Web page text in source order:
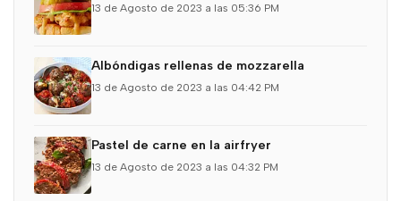
13 de Agosto de 2023 a las 05:36 PM
Albóndigas rellenas de mozzarella
13 de Agosto de 2023 a las 04:42 PM
Pastel de carne en la airfryer
13 de Agosto de 2023 a las 04:32 PM